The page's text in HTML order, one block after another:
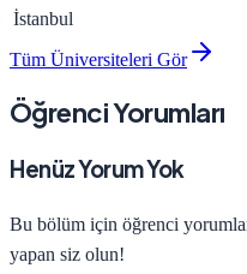
İstanbul
Tüm Üniversiteleri Gör
Öğrenci Yorumları
Henüz Yorum Yok
Bu bölüm için öğrenci
yapan siz olun!